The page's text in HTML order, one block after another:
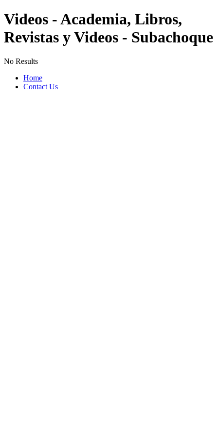
Videos - Academia, Libros,
Revistas y Videos - Subachoque
No Results
Home
Contact Us